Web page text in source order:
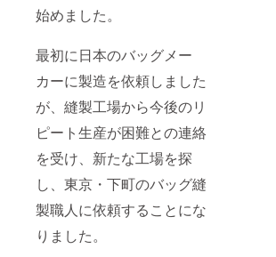
始めました。
最初に日本のバッグメー
カーに製造を依頼しました
が、縫製工場から今後のリ
ピート生産が困難との連絡
を受け、新たな工場を探
し、東京・下町のバッグ縫
製職人に依頼することにな
りました。